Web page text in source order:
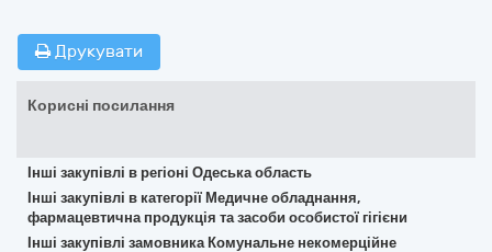
Друкувати
Корисні посилання
Інші закупівлі в регіоні Одеська область
Інші закупівлі в категорії Медичне обладнання,
фармацевтична продукція та засоби особистої гігієни
Інші закупівлі замовника Комунальне некомерційне